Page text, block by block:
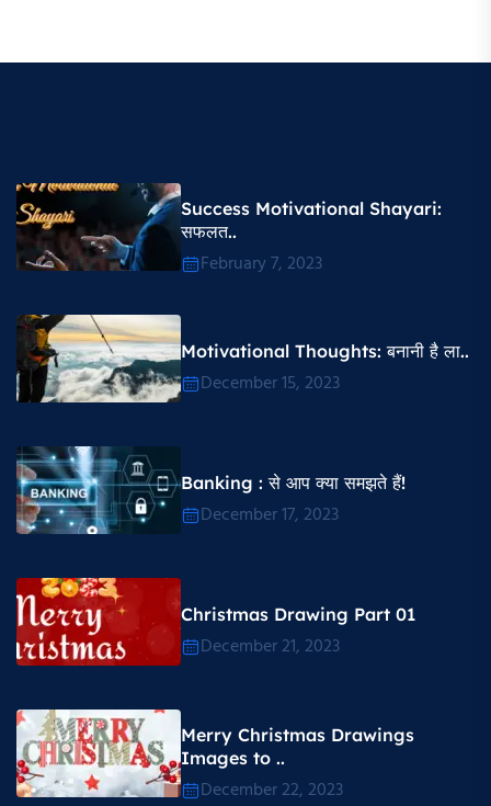
Success Motivational Shayari​:
सफलत..
February 7, 2023
Motivational Thoughts​: बनानी है ला..
December 15, 2023
Banking : से आप क्या समझते हैं!
December 17, 2023
Christmas Drawing Part 01
December 21, 2023
Merry Christmas Drawings
Images to ..
December 22, 2023